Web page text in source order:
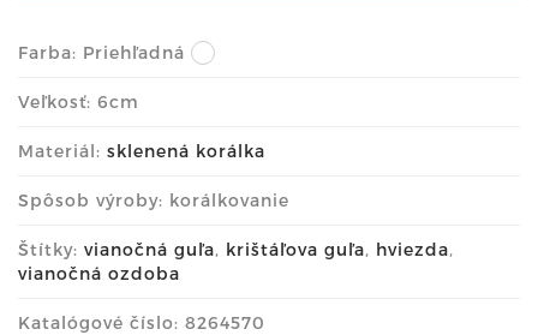
Farba: Priehľadná
Veľkosť: 6cm
Materiál: sklenená korálka
Spôsob výroby: korálkovanie
Štítky: vianočná guľa, krištáľova guľa, hviezda,
vianočná ozdoba
Katalógové číslo: 8264570